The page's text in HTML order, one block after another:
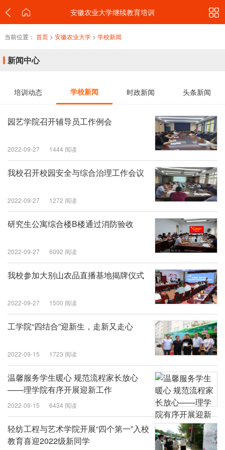
安徽农业大学继续教育培训
当前位置： 首页> 安徽农业大学> 学校新闻
新闻中心
培训动态 学校新闻 时政新闻 头条新闻
园艺学院召开辅导员工作例会
2022-09-27 1444 阅读
我校召开校园安全与综合治理工作会议
2022-09-27 1272 阅读
研究生公寓综合楼B楼通过消防验收
2022-09-27 6092 阅读
我校参加大别山农品直播基地揭牌仪式
2022-09-27 1500 阅读
工学院“四结合”迎新生，走新又走心
2022-09-15 1723 阅读
温馨服务学生暖心 规范流程家长放心
——理学院有序开展迎新工作
2022-09-15 6434 阅读
轻纺工程与艺术学院开展“四个第一”入校
教育喜迎2022级新同学